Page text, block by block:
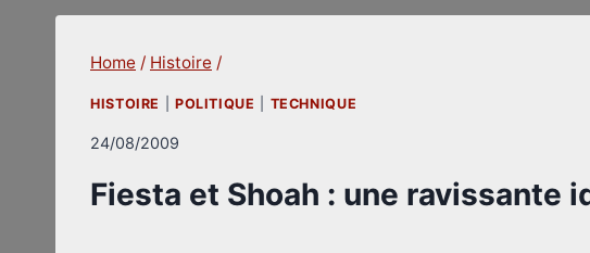
Home / Histoire /
HISTOIRE POLITIQUE TECHNIQUE
24/08/2009
Fiesta et Shoah : une ravissante